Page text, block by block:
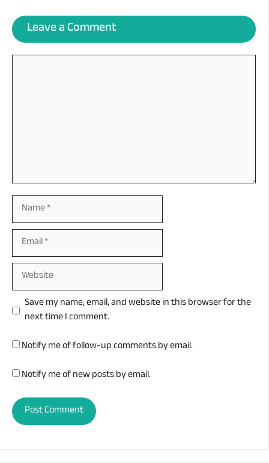
Leave a Comment
Comment
Name
Email
Website
Save my name, email, and website in this browser for the
next time I comment.
Notify me of follow-up comments by email.
Notify me of new posts by email.